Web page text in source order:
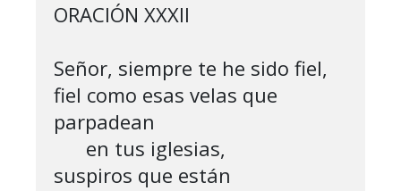
ORACIÓN XXXII
Señor, siempre te he sido fiel,
fiel como esas velas que
parpadean
suspiros que están